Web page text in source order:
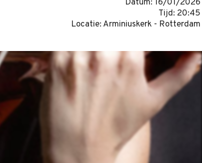
Datum: 16/01/2026
Tijd: 20:45
Locatie: Arminiuskerk - Rotterdam